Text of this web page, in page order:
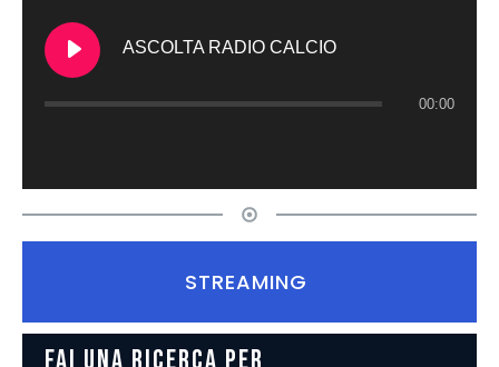
ASCOLTA RADIO CALCIO
00:00
STREAMING